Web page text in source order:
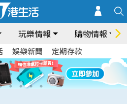
玩樂情報 購物情報
娛樂新聞 定期存款